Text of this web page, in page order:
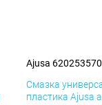
Ajusa 620253570
Смазка
пластика Ajusa